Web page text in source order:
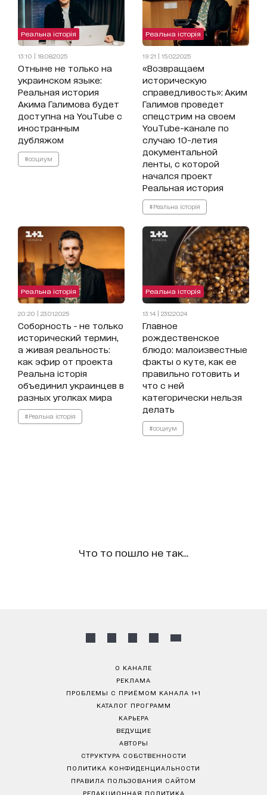
Реальна історія
13:10 | 18.08.2025
Отныне не только на
украинском языке:
Реальная история
Акима Галимова будет
доступна на YouTube с
иностранным
дубляжом
#социум
Реальна історія
19:21 | 15.02.2025
«Возвращаем
историческую
справедливость»: Аким
Галимов проведет
спецстрим на своем
YouTube-канале по
случаю 10-летия
документальной
ленты, с которой
начался проект
Реальная история
#Реальна історія
Реальна історія
20:20 | 23.01.2025
Соборность - не только
исторический термин,
а живая реальность:
как эфир от проекта
Реальна історія
объединил украинцев в
разных уголках мира
#Реальна історія
Реальна історія
13:14 | 23.12.2024
Главное
рождественское
блюдо: малоизвестные
факты о куте, как ее
правильно готовить и
что с ней
категорически нельзя
делать
#социум
Что то пошло не так...
О КАНАЛЕ
РЕКЛАМА
ПРОБЛЕМЫ С ПРИЁМОМ КАНАЛА 1+1
КАТАЛОГ ПРОГРАММ
КАРЬЕРА
ВЕДУЩИЕ
АВТОРЫ
СТРУКТУРА СОБСТВЕННОСТИ
ПОЛИТИКА КОНФИДЕНЦИАЛЬНОСТИ
ПРАВИЛА ПОЛЬЗОВАНИЯ САЙТОМ
РЕДАКЦИОННАЯ ПОЛИТИКА